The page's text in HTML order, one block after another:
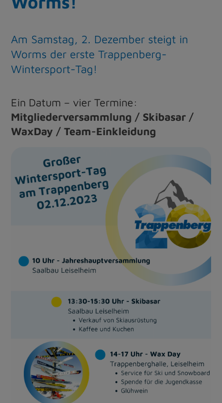
Am Samstag, 2. Dezember steigt in
Worms der erste Trappenberg-
Wintersport-Tag!
Ein Datum – vier Termine:
Mitgliederversammlung / Skibasar /
WaxDay / Team-Einkleidung